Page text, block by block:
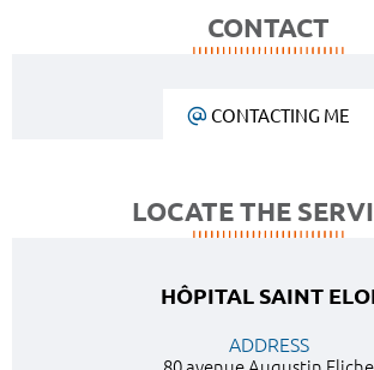
CONTACT
CONTACTING ME
LOCATE THE
HÔPITAL SAINT
ADDRESS